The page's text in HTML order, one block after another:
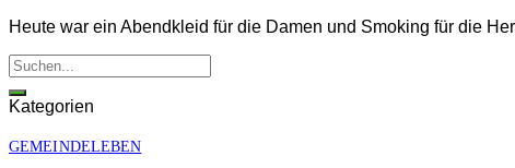
Heute war ein Abendkleid für die Damen und Smoking für die
Kategorien
GEMEINDELEBEN